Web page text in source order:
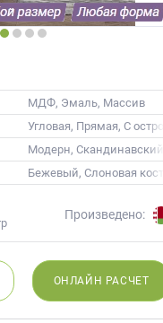
МДФ, Эмаль, Массив
Угловая, Прямая, С
Модерн,
Бежевый, Слоновая
Произведено:
ОНЛАЙН РАСЧЕТ